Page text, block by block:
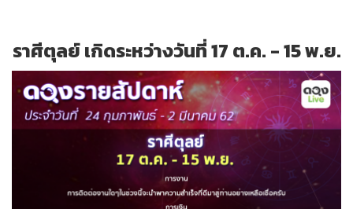
ราศีตุลย์ เกิดระหว่างวันที่ 17 ต.ค. - 15 พ.ย.